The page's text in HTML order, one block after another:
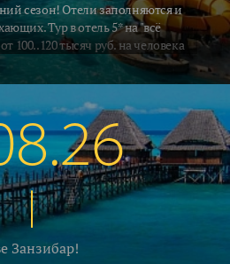
сезон! Отели заполняются и
Тур в отель 5* на "всё
100..120 тысяч руб. на человека
и трансфер. Погода летняя -
до 33..35°C, а водичка в
Сиде 26..28°C. В Кемере на
на отдых!
Занзибар!